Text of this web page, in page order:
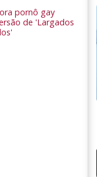
pornô gay
de 'Largados